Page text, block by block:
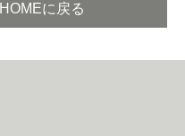
HOMEに戻る